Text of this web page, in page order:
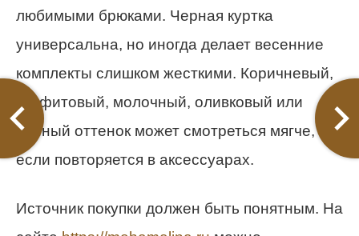
любимыми брюками. Черная куртка
универсальна, но иногда делает весенние
комплекты слишком жесткими. Коричневый,
графитовый, молочный, оливковый или
винный оттенок может смотреться мягче,
если повторяется в аксессуарах.
Источник покупки должен быть понятным. На